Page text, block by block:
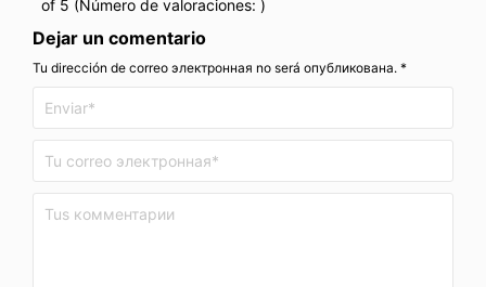
of 5 (Número de valoraciones: )
Dejar un comentario
Tu dirección de correo электронная no será опубликована. *